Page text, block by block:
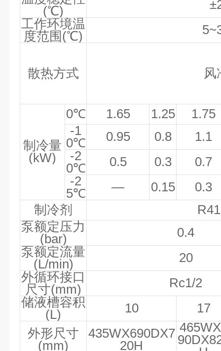
(℃) ±
工作环境温
度范围(℃)
散热方式 风
制冷量
(kW)
0℃ 1.65 1.25
1.75
-1
0℃ 0.95 0.8
1.1
-2
0℃ 0.5 0.3
0.7
-2
5℃ — 0.15
0.3
制冷剂
泵额定压力
(bar)
0.4
泵额定流量
(L/min)
20
外循环接口
尺寸(mm)
Rc1/2
储液槽容积
(L)
10
17
外形尺寸
(mm)
435WX690DX7
20H